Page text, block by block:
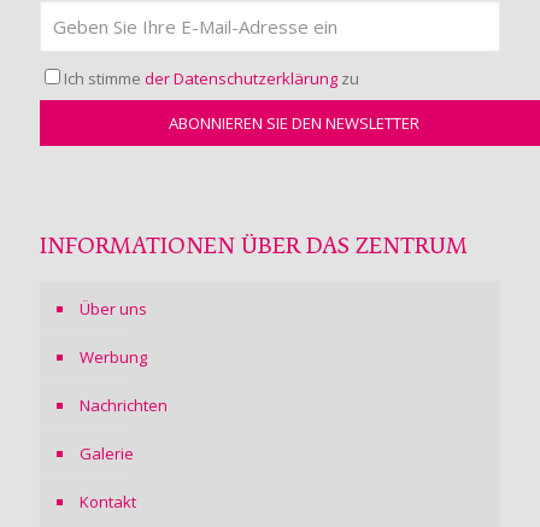
Ich stimme der Datenschutzerklärung zu
INFORMATIONEN ÜBER DAS ZENTRUM
Über uns
Werbung
Nachrichten
Galerie
Kontakt